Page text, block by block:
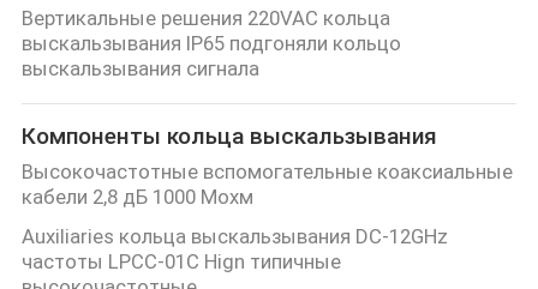
Вертикальные решения 220VAC кольца
выскальзывания IP65 подгоняли кольцо
выскальзывания сигнала
Компоненты кольца выскальзывания
Высокочастотные вспомогательные коаксиальные
кабели 2,8 дБ 1000 Мохм
Auxiliaries кольца выскальзывания DC-12GHz
частоты LPCC-01C Hign типичные